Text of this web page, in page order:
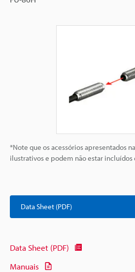
*Note que os acessórios apresentados
ilustrativos e podem não estar
Data Sheet (PDF)
Data Sheet (PDF)
Manuais